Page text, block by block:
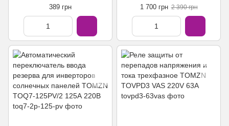
220V 40А
389 грн
резерваTOMZN TOQ5-125/2
1 700 грн 2 390 грн